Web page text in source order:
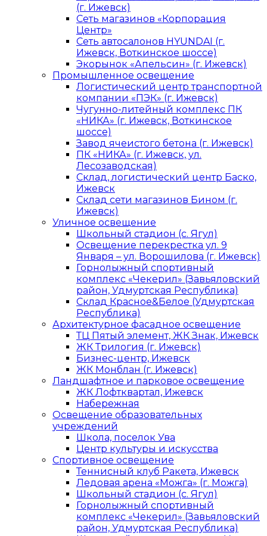
(г. Ижевск)
Сеть магазинов «Корпорация
Центр»
Сеть автосалонов HYUNDAI (г.
Ижевск, Воткинское шоссе)
Экорынок «Апельсин» (г. Ижевск)
Промышленное освещение
Логистический центр транспортной
компании «ПЭК» (г. Ижевск)
Чугунно-литейный комплекс ПК
«НИКА» (г. Ижевск, Воткинское
шоссе)
Завод ячеистого бетона (г. Ижевск)
ПК «НИКА» (г. Ижевск, ул.
Лесозаводская)
Склад, логистический центр Баско,
Ижевск
Склад сети магазинов Бином (г.
Ижевск)
Уличное освещение
Школьный стадион (с. Ягул)
Освещение перекрестка ул. 9
Января – ул. Ворошилова (г. Ижевск)
Горнолыжный спортивный
комплекс «Чекерил» (Завьяловский
район, Удмуртская Республика)
Склад Красное&Белое (Удмуртская
Республика)
Архитектурное фасадное освещение
ТЦ Пятый элемент, ЖК Знак, Ижевск
ЖК Трилогия (г. Ижевск)
Бизнес-центр, Ижевск
ЖК Монблан (г. Ижевск)
Ландшафтное и парковое освещение
ЖК Лофтквартал, Ижевск
Набережная
Освещение образовательных
учреждений
Школа, поселок Ува
Центр культуры и искусства
Спортивное освещение
Теннисный клуб Ракета, Ижевск
Ледовая арена «Можга» (г. Можга)
Школьный стадион (с. Ягул)
Горнолыжный спортивный
комплекс «Чекерил» (Завьяловский
район, Удмуртская Республика)